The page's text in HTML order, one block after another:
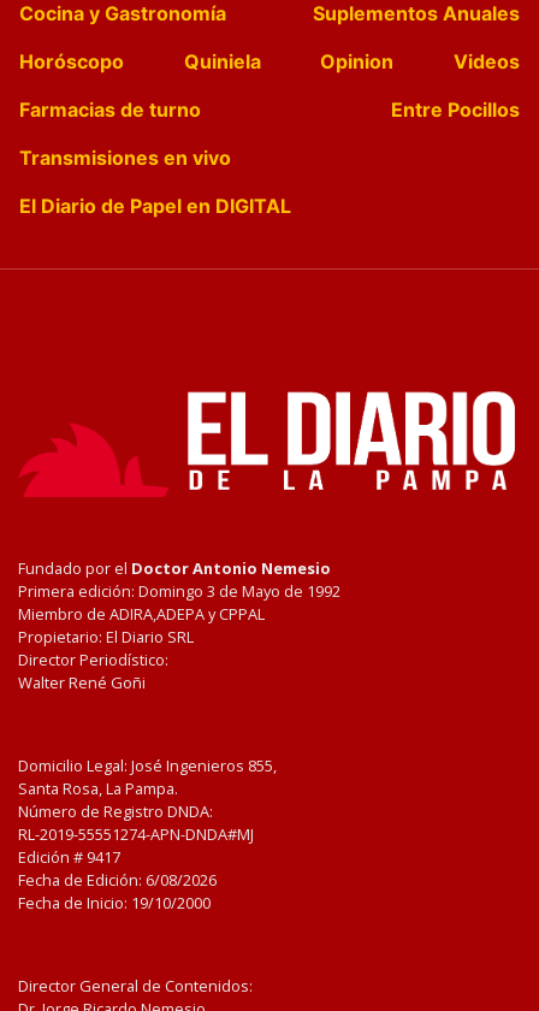
Cocina y Gastronomía
Suplementos Anuales
Horóscopo
Quiniela Opinion
Videos
Farmacias de turno
Entre Pocillos
Transmisiones en vivo
El Diario de Papel en DIGITAL
Fundado por el Doctor Antonio Nemesio
Primera edición: Domingo 3 de Mayo de 1992
Miembro de ADIRA,ADEPA y CPPAL
Propietario: El Diario SRL
Director Periodístico:
Walter René Goñi
Domicilio Legal: José Ingenieros 855,
Santa Rosa, La Pampa.
Número de Registro DNDA:
RL-2019-55551274-APN-DNDA#MJ
Edición # 9417
Fecha de Edición: 6/08/2026
Fecha de Inicio: 19/10/2000
Director General de Contenidos: